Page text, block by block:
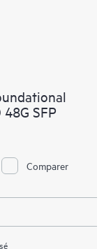
SFP
Comparer